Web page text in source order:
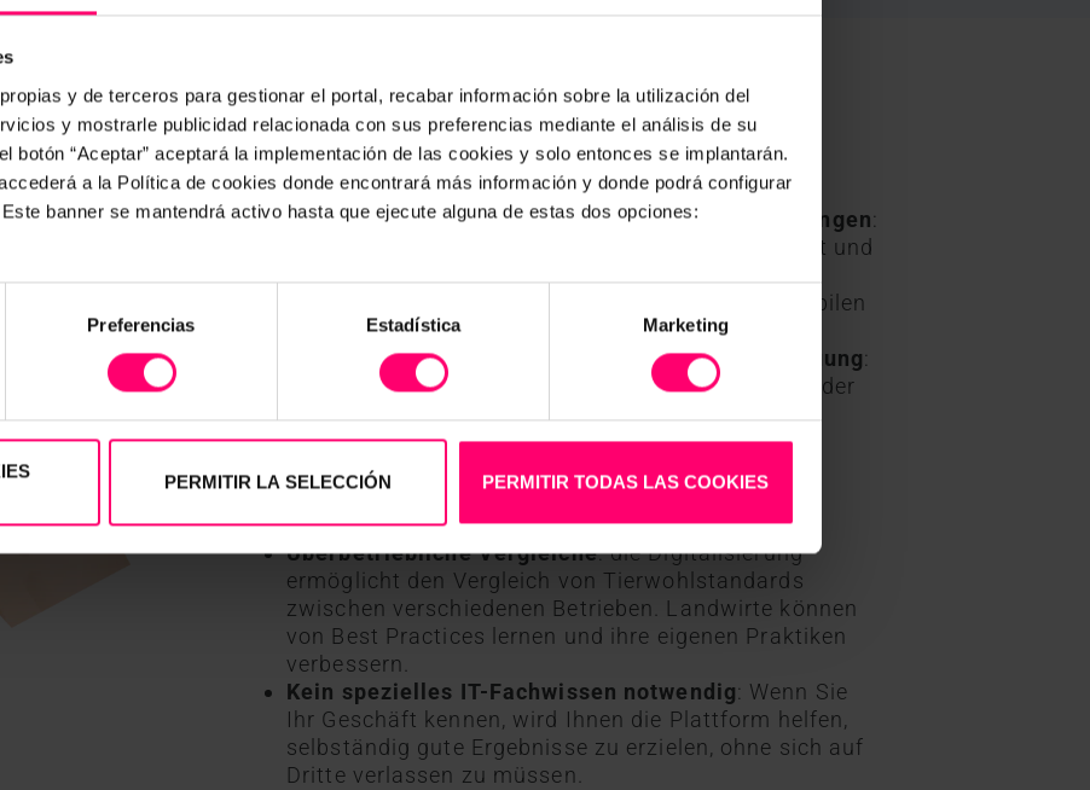
y de terceros para gestionar el portal, recabar información sobre la utilización del
y mostrarle publicidad relacionada con sus preferencias mediante el análisis de su
botón “Aceptar” aceptará la implementación de las cookies y solo entonces se implantarán.
a la Política de cookies donde encontrará más información y donde podrá configurar
banner se mantendrá activo hasta que ejecute alguna de estas dos opciones:
Preferencias Estadística Marketing
PERMITIR LA SELECCIÓN PERMITIR TODAS LAS COOKIES
Haltungsbedingungen und
Tierwohl jederzeit im Blick
Gesicherte Dokumentation von Haltungsbedingungen:
Sammeln Sie Ihre Daten der Fütterung, Gesundheit und
Umweltbedingungen, wie z.B. Stallklima und
Lichtverhältnisse, mit Leichtigkeit anhand der mobilen
Präzisionslandwirtschaft und individuelle Betreuung:
Iristrace ermöglicht die personalisierte Betreuung der
Tiere, falls erforderlich
Effiziente Kommunikation mit Kontrollbehörden
Erstellen Sie routinemäßige Aufträge, um die
Einhaltung von Vorschriften und Auflagen von
Förderprogrammen zu gewährleisten.
Überbetriebliche Vergleiche: die Digitalisierung
ermöglicht den Vergleich von Tierwohlstandards
zwischen verschiedenen Betrieben. Landwirte können
von Best Practices lernen und ihre eigenen Praktiken
verbessern.
Kein spezielles IT-Fachwissen notwendig: Wenn Sie
Ihr Geschäft kennen, wird Ihnen die Plattform helfen,
selbständig gute Ergebnisse zu erzielen, ohne sich auf
Dritte verlassen zu müssen.